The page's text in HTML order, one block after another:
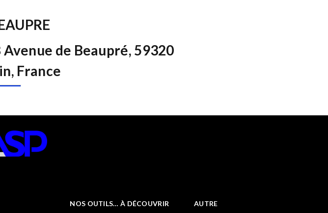
de Beaupré, 59320
France
NOS OUTILS… À DÉCOUVRIR AUTRE